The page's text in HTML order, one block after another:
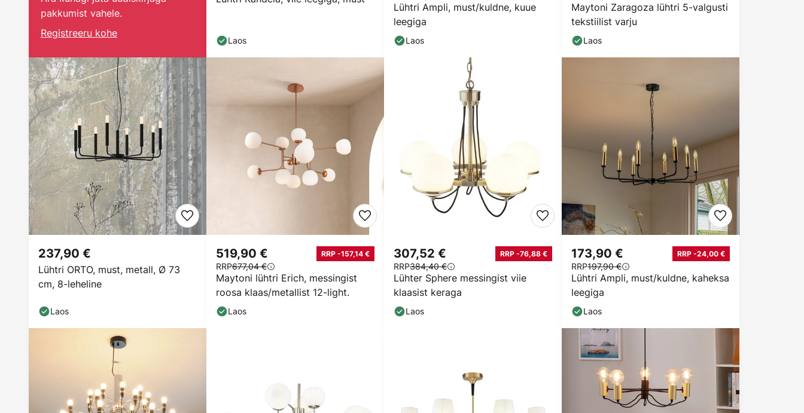
pakkumist vahele.
Registreeru kohe
Laos
Lühtri Ampli, must/kuldne, kuue
leegiga
Laos
Maytoni Zaragoza lühtri 5-valgusti
tekstiilist varju
Laos
Lühtri ORTO, must, metall, Ø 73
cm, 8-leheline
237,90 €
Laos
Maytoni lühtri Erich, messingist
roosa klaas/metallist 12-light.
519,90 € RRP -157,14 €
RRP677,04 €
Laos
Lühter Sphere messingist viie
klaasist keraga
307,52 € RRP -76,88 €
RRP384,40 €
Laos
Lühtri Ampli, must/kuldne, kaheksa
leegiga
173,90 € RRP -24,00 €
RRP197,90 €
Laos